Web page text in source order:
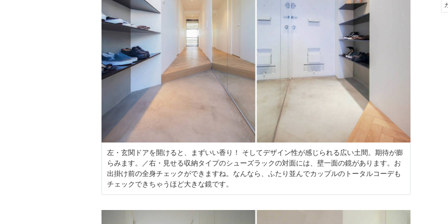
左・玄関ドアを開けると、まずいい香り！ そしてデザイン性が感じられる広い土間。期待が膨
らみます。／右・見せる収納タイプのシューズラックの対面には、壁一面の鏡があります。お
出掛け前の全身チェックができますね。なんなら、ふたり並んでカップルのトータルコーデも
チェックできちゃうほど大きな鏡です。